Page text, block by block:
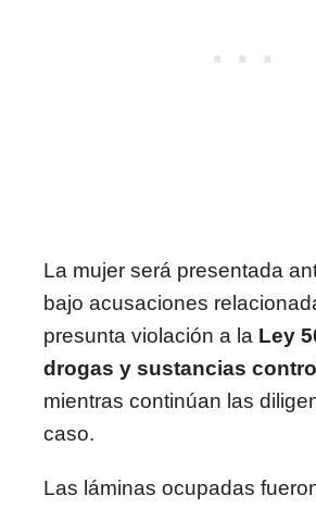
La mujer será presentada
bajo acusaciones
presunta violación a la Ley
drogas y sustancias
mientras continúan las
caso.
Las láminas ocupadas